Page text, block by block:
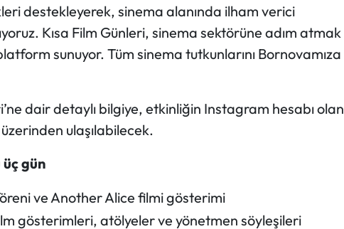
destekleyerek, sinema alanında ilham verici
Kısa Film Günleri, sinema sektörüne adım atmak
sunuyor. Tüm sinema tutkunlarını Bornovamıza
dair detaylı bilgiye, etkinliğin Instagram hesabı olan
ulaşılabilecek.
gün
ve Another Alice filmi gösterimi
gösterimleri, atölyeler ve yönetmen söyleşileri